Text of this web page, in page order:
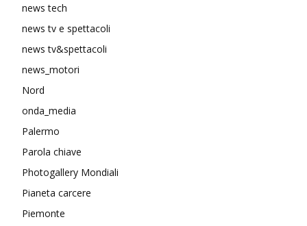
news tech
news tv e spettacoli
news tv&spettacoli
news_motori
Nord
onda_media
Palermo
Parola chiave
Photogallery Mondiali
Pianeta carcere
Piemonte